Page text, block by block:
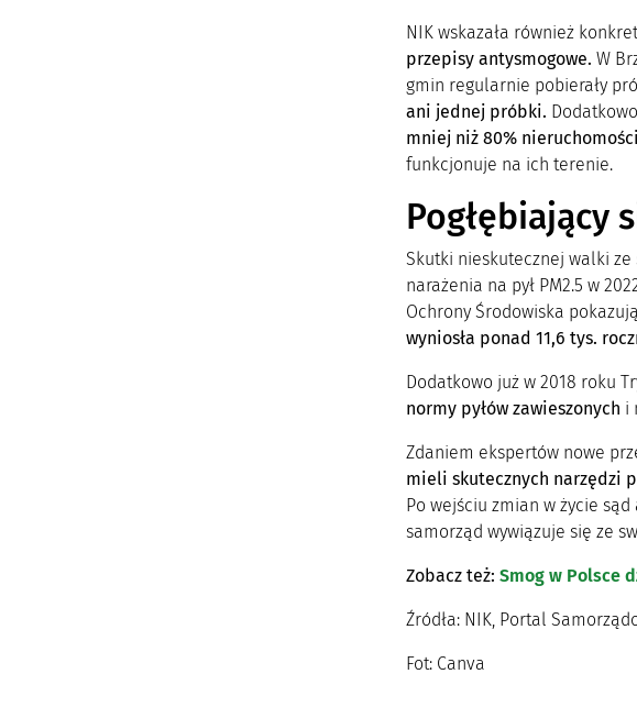
NIK wskazała również
przepisy antysmogowe. W
gmin regularnie pobierały
ani jednej próbki.
mniej niż 80%
funkcjonuje na ich terenie.
Pogłębiający
Skutki nieskutecznej walki ze
narażenia na pył PM2.5 w
Ochrony Środowiska
wyniosła ponad 11,6 tys.
Dodatkowo już w 2018 roku
normy pyłów zawieszonych i
Zdaniem ekspertów nowe
mieli skutecznych narzędzi
Po wejściu zmian w życie
samorząd wywiązuje się ze
Zobacz też: Smog w Polsce
Źródła: NIK, Portal
Fot: Canva